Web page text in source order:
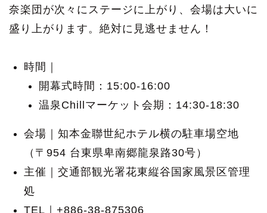
奈楽団が次々にステージに上がり、会場は大いに
盛り上がります。絶対に見逃せません！
時間｜
開幕式時間：15:00-16:00
温泉Chillマーケット会期：14:30-18:30
会場｜知本金聯世紀ホテル横の駐車場空地
（〒954 台東県卑南郷龍泉路30号）
主催｜交通部観光署花東縦谷国家風景区管理
処
TEL｜+886-38-875306